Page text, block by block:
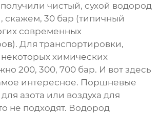
чистый, сухой водород
скажем, 30 бар (типичный
современных
Для транспортировки,
химических
200, 300, 700 бар. И вот здесь
интересное. Поршневые
азота или воздуха для
не подходят. Водород